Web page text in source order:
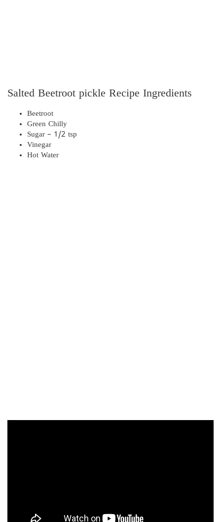
Salted Beetroot pickle Recipe Ingredients
Beetroot
Green Chilly
Sugar – 1/2 tsp
Vinegar
Hot Water